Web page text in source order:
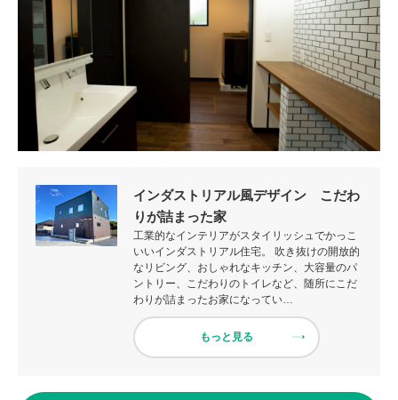
インダストリアル風デザイン こだわ
りが詰まった家
工業的なインテリアがスタイリッシュでかっこ
いいインダストリアル住宅。 吹き抜けの開放的
なリビング、おしゃれなキッチン、大容量のパ
ントリー、こだわりのトイレなど、随所にこだ
わりが詰まったお家になってい…
もっと見る